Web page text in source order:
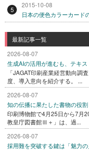
5
2015-10-08
日本の便色カラーカード
最新記事一覧
2026-08-07
生成AIの活用が進むも、テキ
「JAGAT印刷産業経営動向調
度、導入意向を紹介する。 ...
2026-08-07
知の伝播に果たした書物の役割
印刷博物館で4月25日から7月
教皇庁図書館Ⅲ＋」は、過...
2026-08-07
採用難を突破する鍵は「魅力